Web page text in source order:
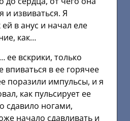
и извиваться. Я
в анус и начал еле
как…
вскрики, только
впиваться в ее горячее
поразили импульсы, и я
как пульсирует ее
сдавило ногами,
начало сдавливать и